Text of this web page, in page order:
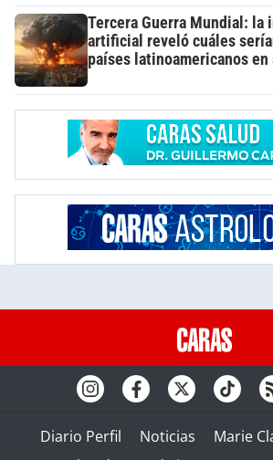
Tercera Guerra Mundial: la
artificial reveló cuáles
países latinoamericanos
Diario Perfil Noticias Marie